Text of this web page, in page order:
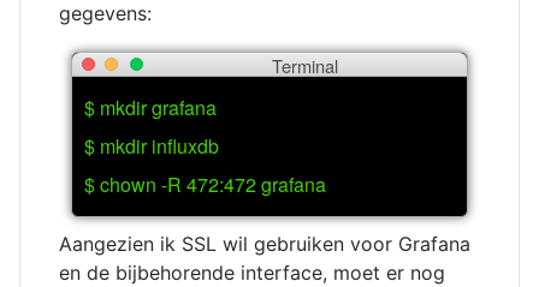
gegevens:
Terminal
$ mkdir grafana
$ mkdir influxdb
$ chown -R 472:472 grafana
Aangezien ik SSL wil gebruiken voor Grafana
en de bijbehorende interface, moet er nog